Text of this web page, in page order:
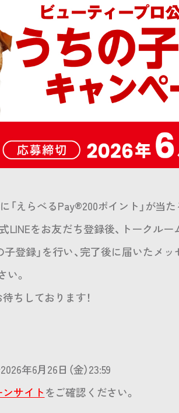
「えらべるPay®200ポイント」が当
LINEをお友だち登録後、トークル
子登録」を行い、完了後に届いたメ
。
ちしております！
年6月26日（金）23:59
サイトをご確認ください。